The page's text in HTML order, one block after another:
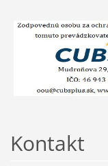
Kontakt